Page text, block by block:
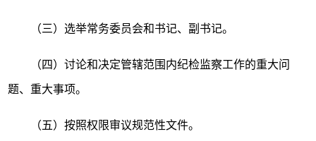
（三）选举常务委员会和书记、副书记。
（四）讨论和决定管辖范围内纪检监察工作的重大问
题、重大事项。
（五）按照权限审议规范性文件。